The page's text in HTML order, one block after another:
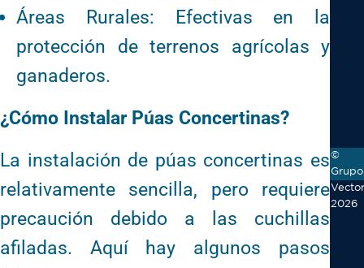
Áreas Rurales: Efectivas en la
protección de terrenos agrícolas y
ganaderos.
¿Cómo Instalar Púas Concertinas?
La instalación de púas concertinas es
relativamente sencilla, pero requiere
precaución debido a las cuchillas
afiladas. Aquí hay algunos pasos
©
Grupo
2026